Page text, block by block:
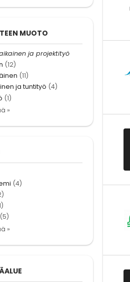
MUOTO
ja projektityö
(12)
(11)
ja tuntityö (4)
(1)
»
(4)
(5)
»